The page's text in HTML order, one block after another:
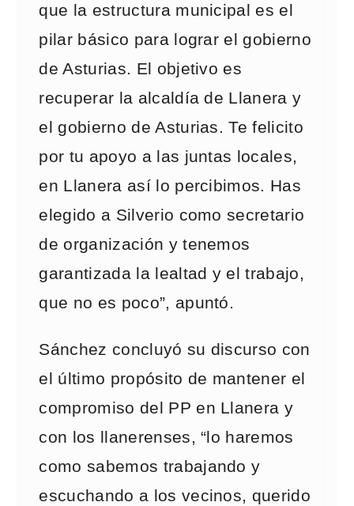
que la estructura municipal es el
pilar básico para lograr el gobierno
de Asturias. El objetivo es
recuperar la alcaldía de Llanera y
el gobierno de Asturias. Te felicito
por tu apoyo a las juntas locales,
en Llanera así lo percibimos. Has
elegido a Silverio como secretario
de organización y tenemos
garantizada la lealtad y el trabajo,
que no es poco”, apuntó.
Sánchez concluyó su discurso con
el último propósito de mantener el
compromiso del PP en Llanera y
con los llanerenses, “lo haremos
como sabemos trabajando y
escuchando a los vecinos, querido